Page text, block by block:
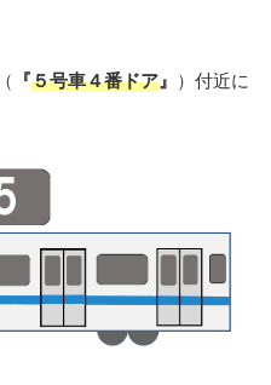
『５号車４番ドア 』 ）付近に